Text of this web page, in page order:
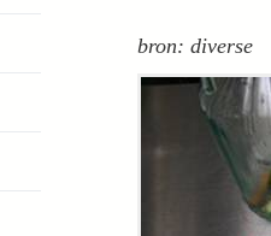
bron: diverse